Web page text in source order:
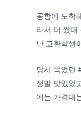
공항에 도착
라서 더 쌌대
난 교환학생
당시 묵었던
정말 맛있었
에는 가격대